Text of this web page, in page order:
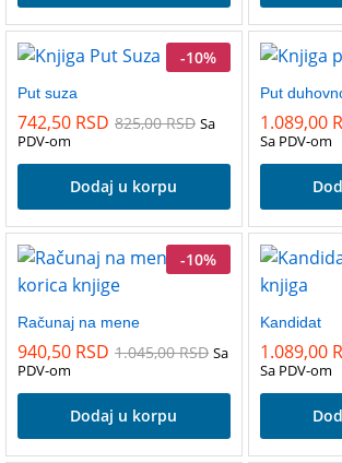
-10%
Put suza
742,50 RSD 825,00RSD Sa
PDV-om
Dodaj u korpu
Put
1.089,00
Sa PDV-om
-10%
Računaj na mene
940,50 RSD 1.045,00RSD Sa
PDV-om
Dodaj u korpu
Kandidat
1.089,00
Sa PDV-om